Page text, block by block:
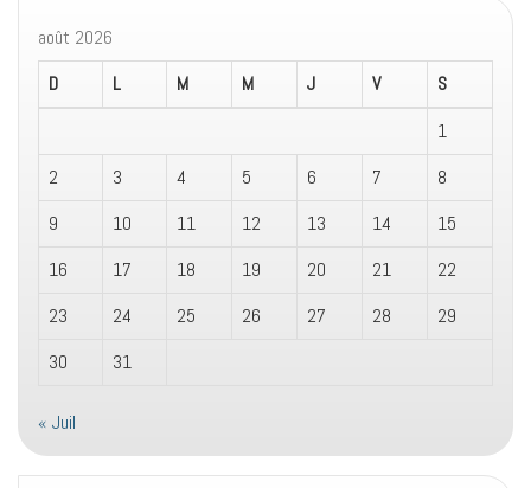
août 2026
D
L M M J V
S
1
2
3 4 5 6 7
8
9
10 11 12 13 14
15
16
17 18 19 20 21
22
23
24 25 26 27 28
29
30
31
« Juil